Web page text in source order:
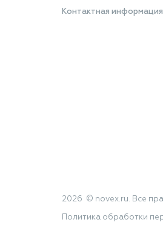
Контактная информация
2026 © novex.ru. Все
Политика обработки